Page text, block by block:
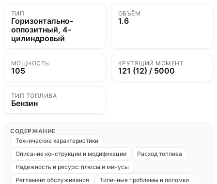
ТИП
Горизонтально-
оппозитный, 4-
цилиндровый
ОБЪЁМ
1.6
МОЩНОСТЬ
105
КРУТЯЩИЙ МОМЕНТ
121 (12) / 5000
ТИП ТОПЛИВА
Бензин
СОДЕРЖАНИЕ
Технические характеристики
Описание конструкции и модификации
Расход топлива
Надежность и ресурс: плюсы и минусы
Регламент обслуживания
Типичные проблемы и поломки